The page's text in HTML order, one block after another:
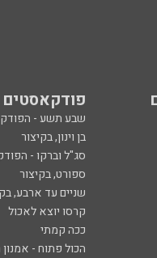
פודקאסטים
שבע תשע -
בן וינון, בקיצור
סג"ל וברקו -
ספורט, בקיצור
שניים עד ארבע,
קרסו יוצא לאכול
ככה קמתי
הכול פתוח - אמנון